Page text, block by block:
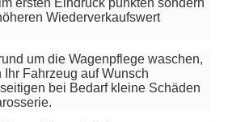
ersten Eindruck punkten sondern
Wiederverkaufswert
um die Wagenpflege waschen,
Fahrzeug auf Wunsch
bei Bedarf kleine Schäden